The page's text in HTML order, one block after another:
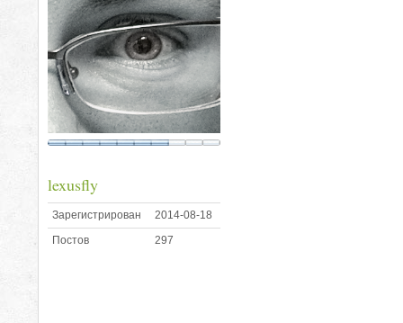
lexusfly
Зарегистрирован
2014-08-18
Постов
297